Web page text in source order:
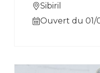
Sibiril
Ouvert du 01/